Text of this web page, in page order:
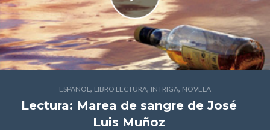
ESPAÑOL, LIBRO LECTURA, INTRIGA, NOVELA
Lectura: Marea de sangre de José
Luis Muñoz